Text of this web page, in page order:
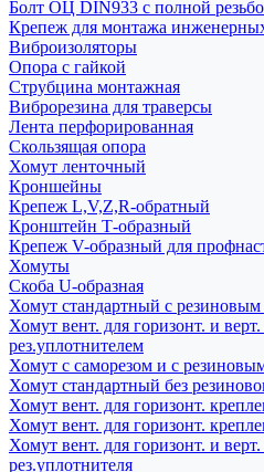
Болт ОЦ DIN933 с полной
Крепеж для монтажа
Виброизоляторы
Опора с гайкой
Струбцина монтажная
Виброрезина для траверсы
Лента перфорированная
Скользящая опора
Хомут ленточный
Кроншейны
Крепеж L,V,Z,R-обратный
Кронштейн Т-образный
Крепеж V-образный для
Хомуты
Скоба U-образная
Хомут стандартный с
Хомут вент. для горизонт. и
рез.уплотнителем
Хомут с саморезом и с
Хомут стандартный без
Хомут вент. для горизонт.
Хомут вент. для горизонт.
Хомут вент. для горизонт. и
рез.уплотнителя